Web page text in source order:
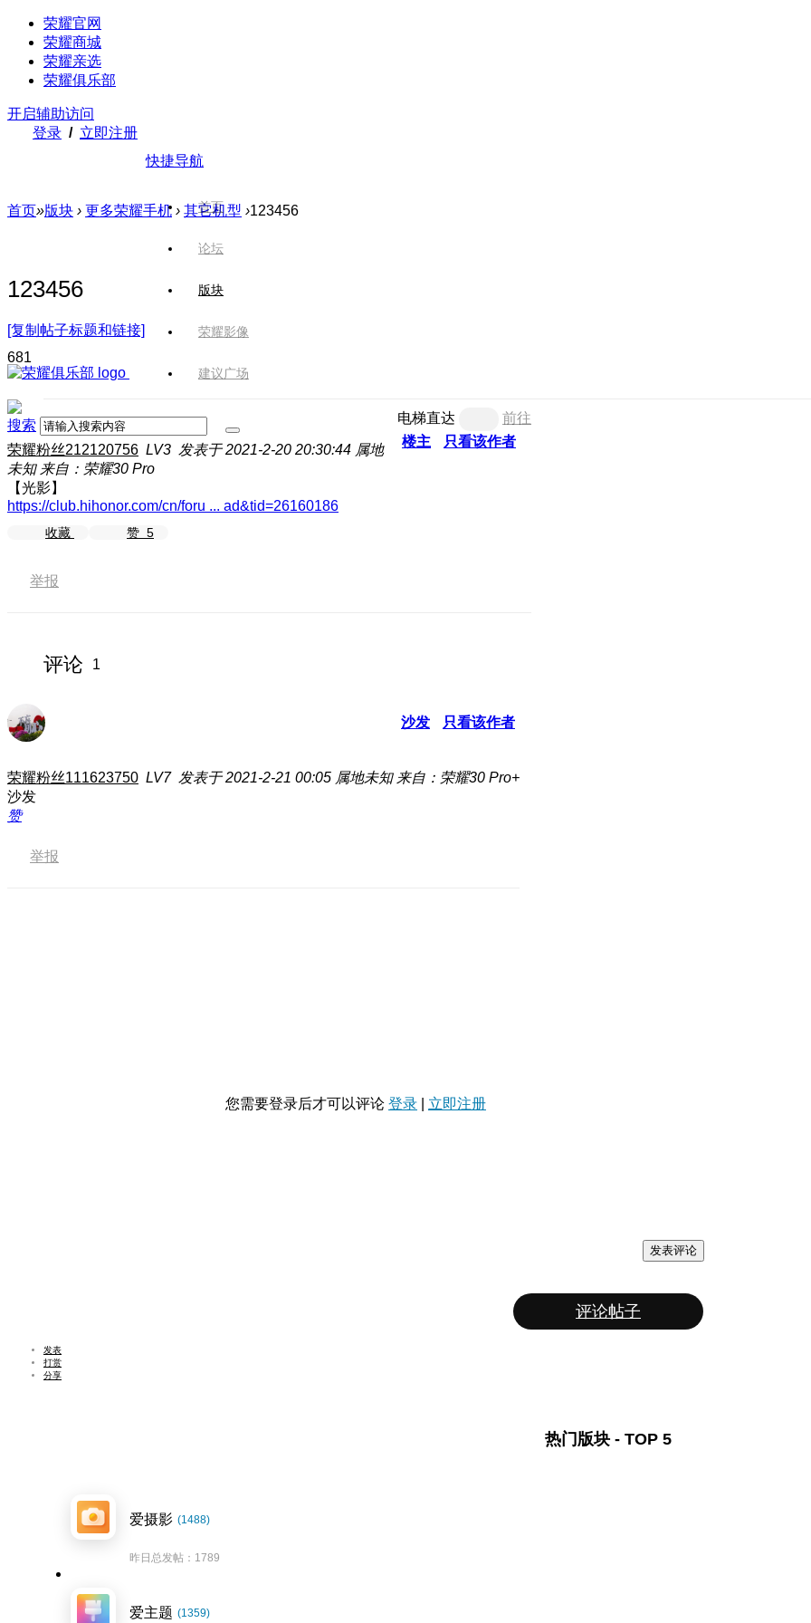
荣耀官网
荣耀商城
荣耀亲选
荣耀俱乐部
开启辅助访问
登录 / 立即注册
快捷导航
首页
论坛
版块
荣耀影像
建议广场
搜索
首页»版块 › 更多荣耀手机 › 其它机型 ›123456
123456
[复制帖子标题和链接]
681
电梯直达
前往
楼主
只看该作者
荣耀粉丝212120756 LV3 发表于 2021-2-20 20:30:44 属地
未知 来自：荣耀30 Pro
【光影】
https://club.hihonor.com/cn/foru ... ad&tid=26160186
收藏 赞 5
举报
评论 1
沙发 只看该作者
荣耀粉丝111623750 LV7 发表于 2021-2-21 00:05 属地未知 来自：荣耀30 Pro+
沙发
赞
举报
您需要登录后才可以评论 登录 立即注册
发表评论
评论帖子
发表
打赏
分享
热门版块 - TOP 5
爱摄影 (1488)
昨日总发帖：1789
爱主题 (1359)